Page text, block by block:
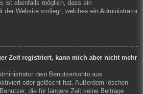
ist ebenfalls möglich, dass ein
der Website vorliegt, welches ein Administrator
Zeit registriert, kann mich aber nicht mehr
dein Benutzerkonto aus
oder gelöscht hat. Außerdem löschen
die für längere Zeit keine Beiträge